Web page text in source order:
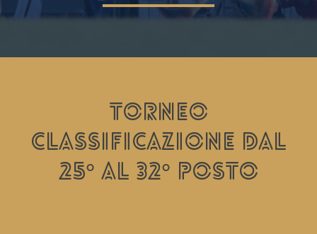
TORNEO
CLASSIFICAZIONE DAL
25° AL 32° POSTO